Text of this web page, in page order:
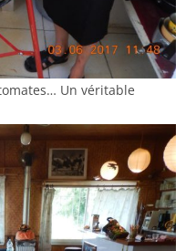
Un véritable